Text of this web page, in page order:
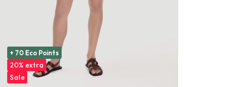
+ 70 Eco Points
20% extra
Sale